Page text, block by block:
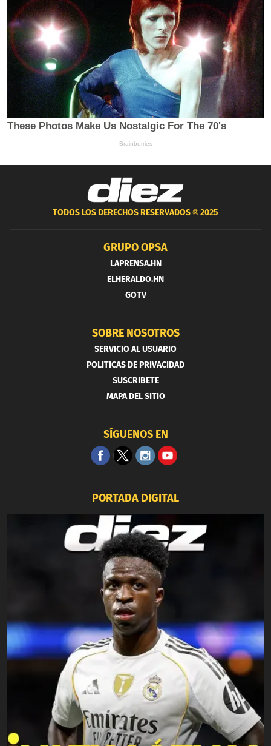
TODOS LOS DERECHOS RESERVADOS ®2025
GRUPO OPSA
LAPRENSA.HN
ELHERALDO.HN
GOTV
SOBRE NOSOTROS
SERVICIO AL USUARIO
POLITICAS DE PRIVACIDAD
SUSCRIBETE
MAPA DEL SITIO
SÍGUENOS EN
PORTADA DIGITAL